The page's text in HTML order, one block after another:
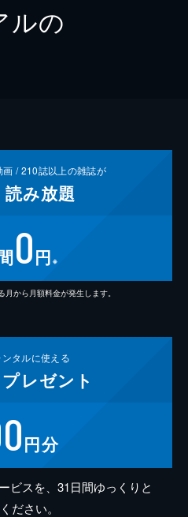
ルの
画 /210誌以上の雑誌が
読み放題
0円 ※
から月額料金が発生します。
ンタルに使える
プレゼント
円分
ビスを、31日間ゆっくりと
ださい。